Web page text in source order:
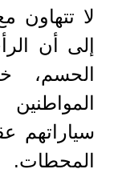
لا تتهاون
إلى أن
الحسم،
سياراتهم
المحطات.